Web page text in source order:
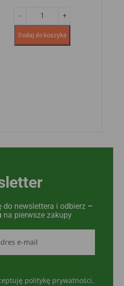
Dodaj do koszyka
do newslettera i odbierz –
na pierwsze zakupy
politykę prywatności.